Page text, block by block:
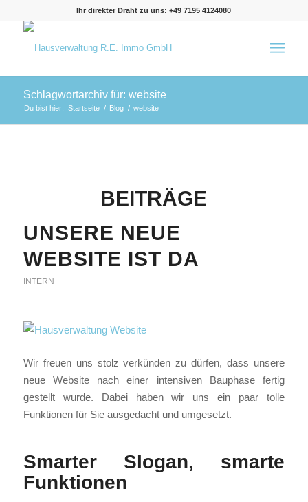
Ihr direkter Draht zu uns: +49 7195 4124080
Schlagwortarchiv für: website
Du bist hier: Startseite / Blog / website
BEITRÄGE
UNSERE NEUE
WEBSITE IST DA
INTERN
Wir freuen uns stolz verkünden zu dürfen, dass unsere
neue Website nach einer intensiven Bauphase fertig
gestellt wurde. Dabei haben wir uns ein paar tolle
Funktionen für Sie ausgedacht und umgesetzt.
Smarter Slogan, smarte
Funktionen